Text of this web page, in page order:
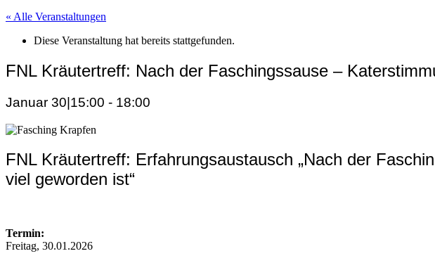
« Alle Veranstaltungen
Diese Veranstaltung hat bereits stattgefunden.
FNL Kräutertreff: Nach der Faschingssause –
Januar 30|15:00 - 18:00
FNL Kräutertreff: Erfahrungsaustausch „Nach der
viel geworden ist“
Termin:
Freitag, 30.01.2026